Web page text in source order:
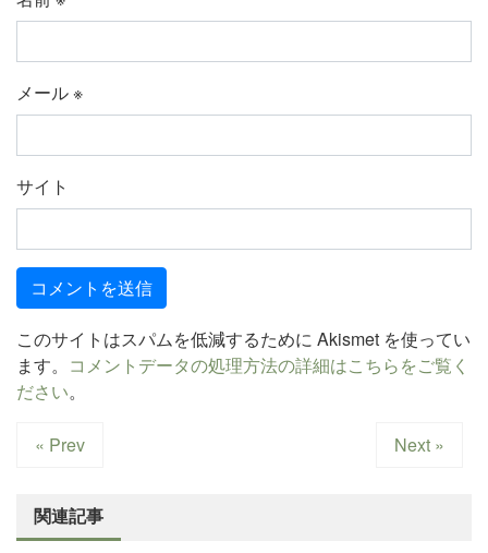
メール※
サイト
このサイトはスパムを低減するために Akismet を使ってい
ます。 コメントデータの処理方法の詳細はこちらをご覧く
ださい。
« Prev Next »
関連記事